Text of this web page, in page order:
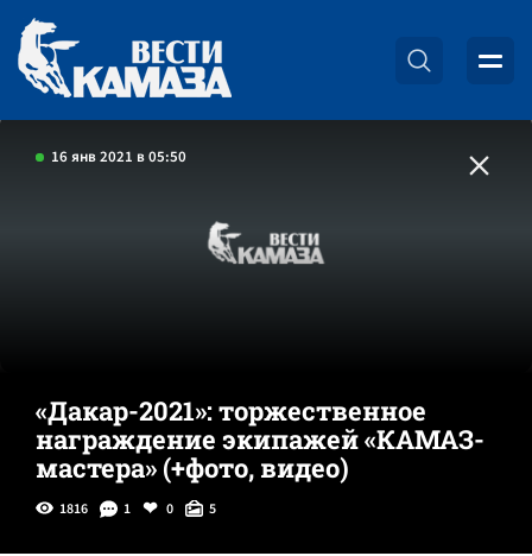
16 янв 2021 в 05:50
«Дакар-2021»: торжественное
награждение экипажей «КАМАЗ-
мастера» (+фото, видео)
1816 1 0 5